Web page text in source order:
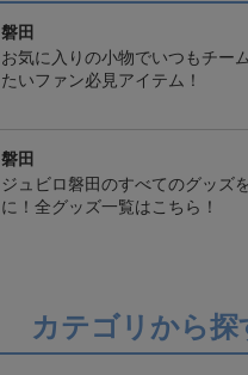
磐田
お気に入りの小物でいつもチー
たいファン必見アイテム！
磐田
ジュビロ磐田のすべてのグッズ
に！全グッズ一覧はこちら！
カテゴリから探